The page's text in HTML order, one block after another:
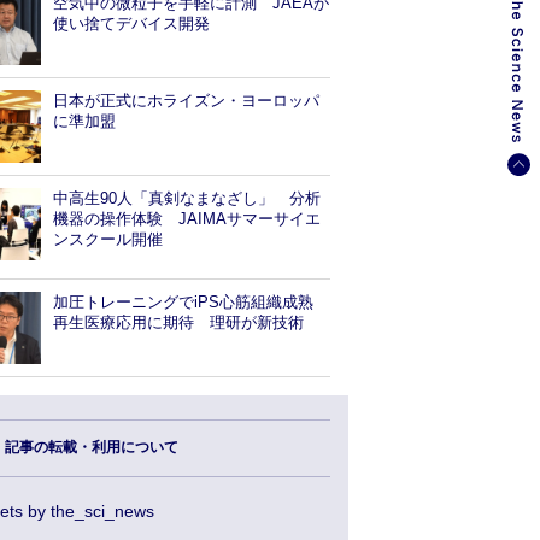
使い捨てデバイス開発
日本が正式にホライズン・ヨーロッパ
に準加盟
中高生90人「真剣なまなざし」 分析
機器の操作体験 JAIMAサマーサイエ
ンスクール開催
加圧トレーニングでiPS心筋組織成熟
再生医療応用に期待 理研が新技術
記事の転載・利用について
by the_sci_news